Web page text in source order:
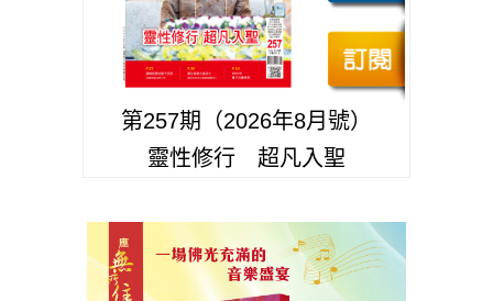
第257期（2026年8月號）
靈性修行 超凡入聖